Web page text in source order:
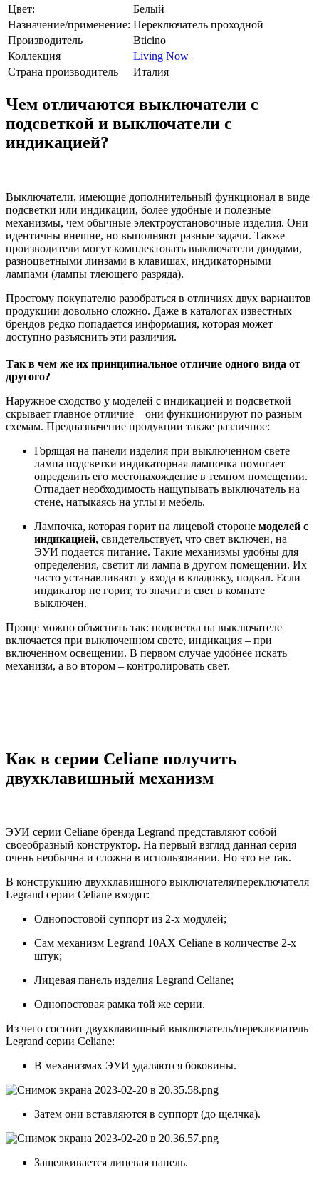
Цвет:
Белый
Назначение/применение: Переключатель проходной
Производитель
Bticino
Коллекция
Living Now
Страна производитель
Италия
Чем отличаются выключатели с
подсветкой и выключатели с
индикацией?
Выключатели, имеющие дополнительный функционал в виде
подсветки или индикации, более удобные и полезные
механизмы, чем обычные электроустановочные изделия. Они
идентичны внешне, но выполняют разные задачи. Также
производители могут комплектовать выключатели диодами,
разноцветными линзами в клавишах, индикаторными
лампами (лампы тлеющего разряда).
Простому покупателю разобраться в отличиях двух вариантов
продукции довольно сложно. Даже в каталогах известных
брендов редко попадается информация, которая может
доступно разъяснить эти различия.
Так в чем же их принципиальное отличие одного вида от
другого?
Наружное сходство у моделей с индикацией и подсветкой
скрывает главное отличие – они функционируют по разным
схемам. Предназначение продукции также различное:
Горящая на панели изделия при выключенном свете
лампа подсветки индикаторная лампочка помогает
определить его местонахождение в темном помещении.
Отпадает необходимость нащупывать выключатель на
стене, натыкаясь на углы и мебель.
Лампочка, которая горит на лицевой стороне моделей с
индикацией, свидетельствует, что свет включен, на
ЭУИ подается питание. Такие механизмы удобны для
определения, светит ли лампа в другом помещении. Их
часто устанавливают у входа в кладовку, подвал. Если
индикатор не горит, то значит и свет в комнате
выключен.
Проще можно объяснить так: подсветка на выключателе
включается при выключенном свете, индикация – при
включенном освещении. В первом случае удобнее искать
механизм, а во втором – контролировать свет.
Как в серии Celiane получить
двухклавишный механизм
ЭУИ серии Celiane бренда Legrand представляют собой
своеобразный конструктор. На первый взгляд данная серия
очень необычна и сложна в использовании. Но это не так.
В конструкцию двухклавишного выключателя/переключателя
Legrand cерии Celiane входят:
Однопостовой суппорт из 2-х модулей;
Сам механизм Legrand 10AX Celiane в количестве 2-х
штук;
Лицевая панель изделия Legrand Celiane;
Однопостовая рамка той же серии.
Из чего состоит двухклавишный выключатель/переключатель
Legrand cерии Celiane:
В механизмах ЭУИ удаляются боковины.
Затем они вставляются в суппорт (до щелчка).
Защелкивается лицевая панель.